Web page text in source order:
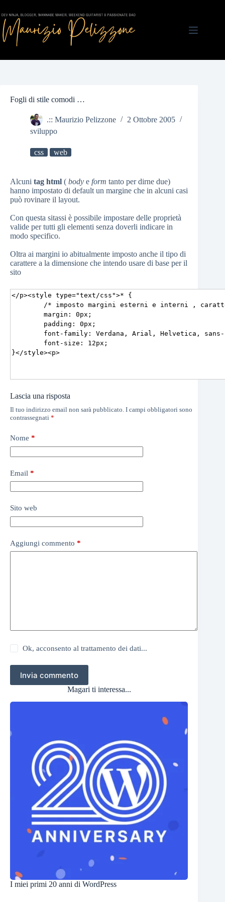
al
contenuto
Fogli di stile comodi …
.:: Maurizio Pelizzone
2 Ottobre 2005
sviluppo
css web
Alcuni tag html ( body e form tanto per dirne due)
hanno impostato di default un margine che in alcuni casi
può rovinare il layout.
Con questa sitassi è possibile impostare delle proprietà
valide per tutti gli elementi senza doverli indicare in
modo specifico.
Oltra ai margini io abitualmente imposto anche il tipo di
carattere a la dimensione che intendo usare di base per il
sito
Lascia una risposta
Il tuo indirizzo email non sarà pubblicato. I campi obbligatori sono
contrassegnati *
Nome *
Email *
Sito web
Aggiungi commento *
Ok, acconsento al trattamento dei dati...
Invia commento
Magari ti interessa...
I miei primi 20 anni di WordPress